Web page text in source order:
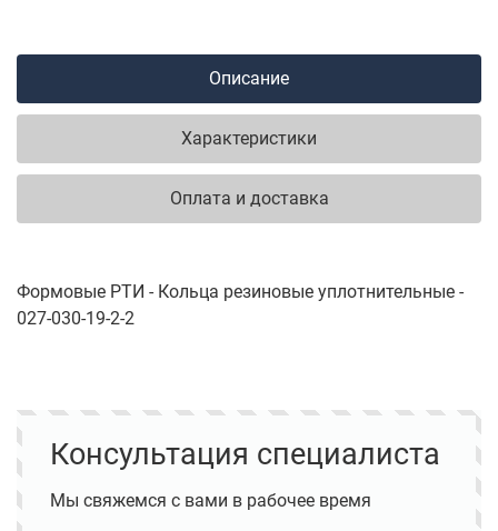
Описание
Характеристики
Оплата и доставка
Формовые РТИ - Кольца резиновые уплотнительные -
027-030-19-2-2
Консультация специалиста
Мы свяжемся с вами в рабочее время